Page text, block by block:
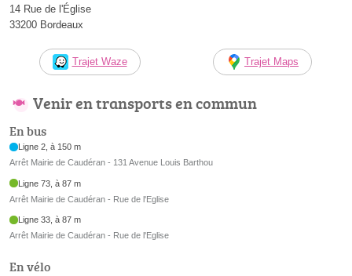
14 Rue de l'Église
33200 Bordeaux
Trajet Waze Trajet Maps
Venir en transports en commun
En bus
Ligne 2, à 150 m
Arrêt Mairie de Caudéran - 131 Avenue Louis Barthou
Ligne 73, à 87 m
Arrêt Mairie de Caudéran - Rue de l'Eglise
Ligne 33, à 87 m
Arrêt Mairie de Caudéran - Rue de l'Eglise
En vélo